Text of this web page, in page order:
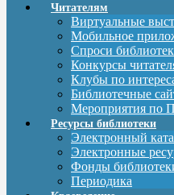
Читателям
Виртуальные
Мобильное
Спроси
Конкурсы
Клубы по
Библиотечные
Мероприятия по
Ресурсы библиотеки
Электронный
Электронные
Фонды
Периодика